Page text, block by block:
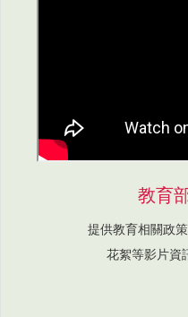
教育
提供教育相關政
花絮等影片資